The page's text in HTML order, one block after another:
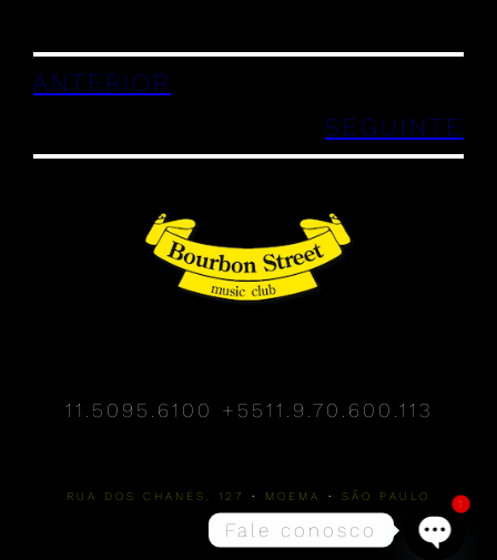
ANTERIOR
SEGUINTE
11.5095.6100 +5511.9.70.600.113
RUA DOS CHANÉS, 127 • MOEMA • SÃO PAULO
Fale conosco
1